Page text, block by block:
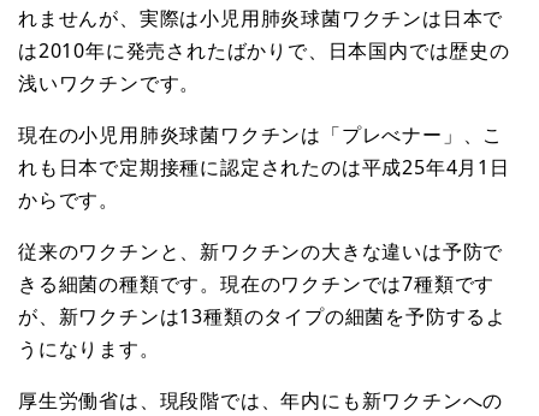
れませんが、実際は小児用肺炎球菌ワクチンは日本で
は2010年に発売されたばかりで、日本国内では歴史の
浅いワクチンです。
現在の小児用肺炎球菌ワクチンは「プレべナー」、こ
れも日本で定期接種に認定されたのは平成25年4月1日
からです。
従来のワクチンと、新ワクチンの大きな違いは予防で
きる細菌の種類です。現在のワクチンでは7種類です
が、新ワクチンは13種類のタイプの細菌を予防するよ
うになります。
厚生労働省は、現段階では、年内にも新ワクチンへの